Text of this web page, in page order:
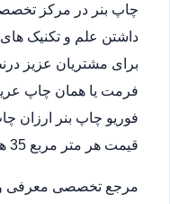
چاپ بنر در مرکز
داشتن علم و تکنیک
برای مشتریان عزیز
فرمت یا همان چاپ
قیمت هر متر مربع 35 هزار تومان تولید می شود
مرجع تخصصی معرفی و